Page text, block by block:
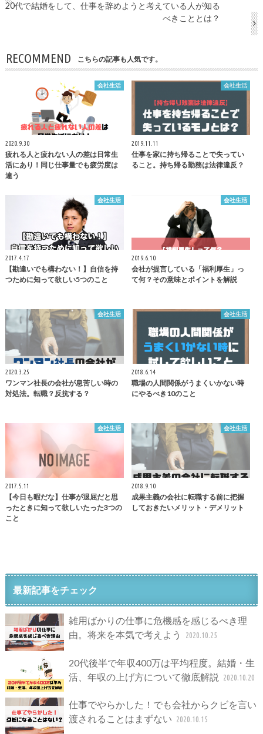
20代で結婚をして、仕事を辞めようと考えている人が知る
べきこととは？
RECOMMEND こちらの記事も人気です。
会社生活
2020.9.30
疲れる人と疲れない人の差は日常生
活にあり！同じ仕事量でも疲労度は
違う
会社生活
2019.11.11
仕事を家に持ち帰ることで失ってい
ること。持ち帰る勤務は法律違反？
会社生活
2017.4.17
【勘違いでも構わない！】自信を持
つために知って欲しい5つのこと
会社生活
2019.6.10
会社が提言している「福利厚生」っ
て何？その意味とポイントを解説
会社生活
2020.3.25
ワンマン社長の会社が息苦しい時の
対処法。転職？反抗する？
会社生活
2018.6.14
職場の人間関係がうまくいかない時
にやるべき10のこと
会社生活
2017.5.11
【今日も暇だな】仕事が退屈だと思
ったときに知って欲しいたった3つの
こと
会社生活
2018.9.10
成果主義の会社に転職する前に把握
しておきたいメリット・デメリット
最新記事をチェック
雑用ばかりの仕事に危機感を感じるべき理
由。将来を本気で考えよう
2020.10.25
20代後半で年収400万は平均程度。結婚・生
活、年収の上げ方について徹底解説
2020.10.20
仕事でやらかした！でも会社からクビを言い
渡されることはまずない 2020.10.15